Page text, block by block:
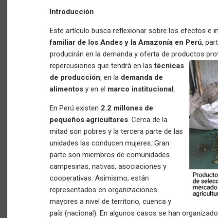
Introducción
Este artículo busca reflexionar sobre los efectos e
familiar de los Andes y la Amazonía en Perú,
producirán en la demanda y oferta de productos
repercusiones que tendrá en lastécnicas
de producción, en la demanda de
alimentos y en el marco institucional.
En Perú existen 2.2 millones de
pequeños agricultores. Cerca de la
mitad son pobres y la tercera parte de las
unidades las conducen mujeres. Gran
parte son miembros de comunidades
campesinas, nativas, asociaciones y
cooperativas. Asimismo, están
representados en organizaciones
mayores a nivel de territorio, cuenca y
país (nacional). En algunos casos se han